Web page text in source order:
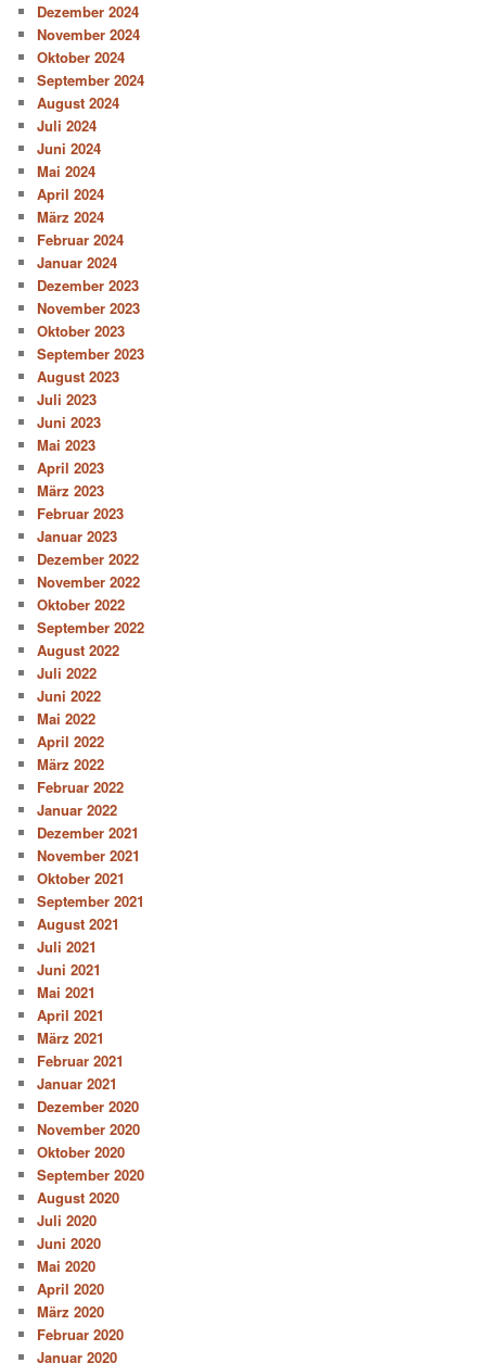
Dezember 2024
November 2024
Oktober 2024
September 2024
August 2024
Juli 2024
Juni 2024
Mai 2024
April 2024
März 2024
Februar 2024
Januar 2024
Dezember 2023
November 2023
Oktober 2023
September 2023
August 2023
Juli 2023
Juni 2023
Mai 2023
April 2023
März 2023
Februar 2023
Januar 2023
Dezember 2022
November 2022
Oktober 2022
September 2022
August 2022
Juli 2022
Juni 2022
Mai 2022
April 2022
März 2022
Februar 2022
Januar 2022
Dezember 2021
November 2021
Oktober 2021
September 2021
August 2021
Juli 2021
Juni 2021
Mai 2021
April 2021
März 2021
Februar 2021
Januar 2021
Dezember 2020
November 2020
Oktober 2020
September 2020
August 2020
Juli 2020
Juni 2020
Mai 2020
April 2020
März 2020
Februar 2020
Januar 2020